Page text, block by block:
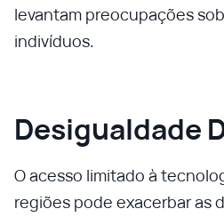
levantam preocupações
indivíduos.
Desigualdade
O acesso limitado à
regiões pode exacerbar as